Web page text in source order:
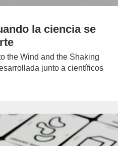
la ciencia se
the Wind and the Shaking
junto a científicos